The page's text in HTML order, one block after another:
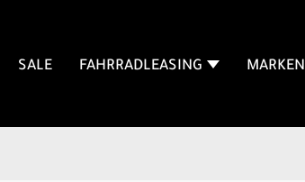
SALE FAHRRADLEASING MARKEN